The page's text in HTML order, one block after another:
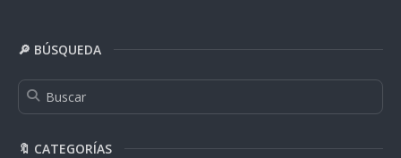
🔎 BÚSQUEDA
🔖 CATEGORÍAS